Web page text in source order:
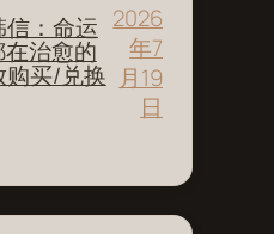
信：命运
在治愈的
购买/兑换
2026
年7
月19
日